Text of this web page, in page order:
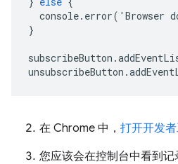
console. error(' Browser
}
subscribeButton .
unsubscribeButton .
在 Chrome 中， 打开开发
您应该会在控制台中看到记